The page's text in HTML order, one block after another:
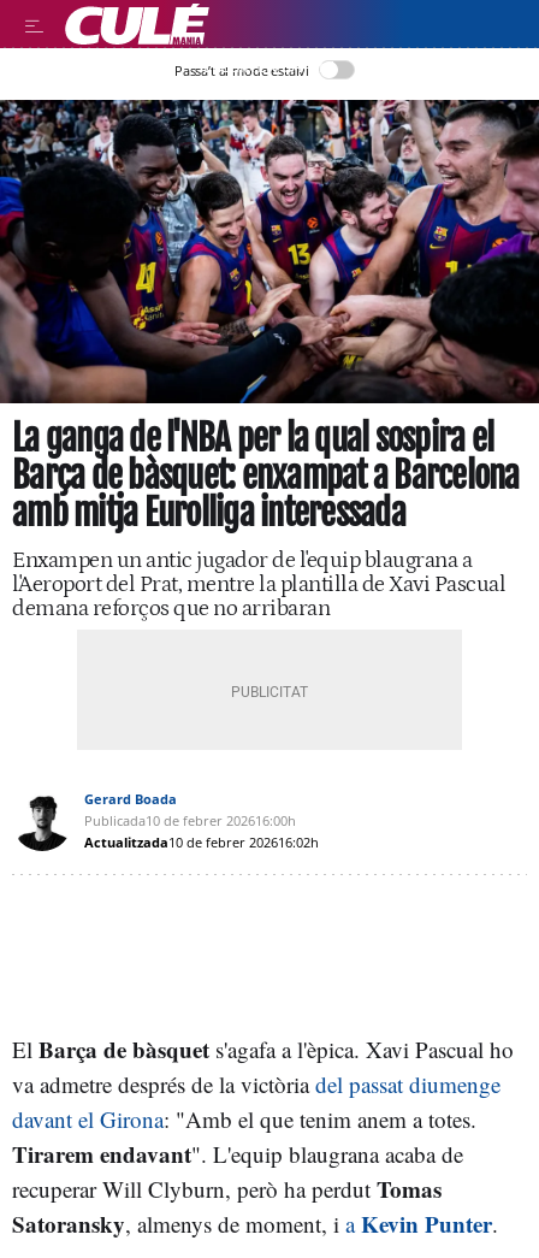
LLEGIR EN CATALÀ
Passa’t al mode estalvi
La ganga de l'NBA per la qual sospira el
Barça de bàsquet: enxampat a Barcelona
amb mitja Eurolliga interessada
Enxampen un antic jugador de l'equip blaugrana a
l'Aeroport del Prat, mentre la plantilla de Xavi Pascual
demana reforços que no arribaran
Gerard Boada
Publicada10 de febrer 202616:00h
Actualitzada10 de febrer 202616:02h
El Barça de bàsquet s'agafa a l'èpica. Xavi Pascual ho
va admetre després de la victòriadel passat diumenge
davant el Girona: "Amb el que tenim anem a totes.
Tirarem endavant". L'equip blaugrana acaba de
recuperar Will Clyburn, però ha perdut Tomas
Satoransky, almenys de moment, i aKevin Punter.